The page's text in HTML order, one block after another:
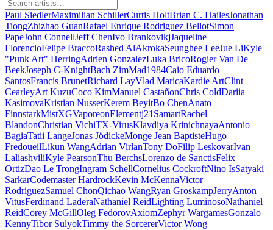
Paul SiedlerMaximilian SchillerCurtis HoltBrian C. HailesJonathan
TiongZhizhao GuanRafael Enrique Rodriguez BellotSimon
PapeJohn ConnellJeff ChenIvo BrankovikjJaqueline
FlorencioFelipe BraccoRashed AlAkrokaSeunghee LeeJue LiKyle
"Punk Art" HerringAdrien GonzalezLuka BricoRogier Van De
BeekJoseph C-KnightBach ZimMad1984Caio Eduardo
SantosFrancis BrunetRichard LayVlad MaricaKardie ArtClint
CearleyArt KuzuCoco KimManuel CastañonChris ColdDariia
KasimovaKristian NusserKerem BeyitBo ChenAnato
FinnstarkMistXGVaporeonElementj21 SamartRachel
BlandonChristian VichiTX-VirusKlavdiya KrinichnayaAntonio
BagiaTatii LangeJonas JödickeMonge Jean BaptisteHugo
FredoueilLikun WangAdrian VirlanTony DoFilip LeskovarIvan
LaliashviliKyle PearsonThu BerchsLorenzo de SanctisFelix
OrtizDao Le TrongIngram SchellCornelius CockroftNino IsSatyaki
SarkarCodemaster HardrockKevin McKennaVictor
RodriguezSamuel ChonQichao WangRyan GroskampJerryAnton
VitusFerdinand LaderaNathaniel ReidLighting LuminosoNathaniel
ReidCorey McGillOleg FedorovAxiomZephyr WargamesGonzalo
KennyTibor SulyokTimmy the SorcererVictor Wong